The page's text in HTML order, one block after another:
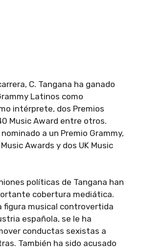
C. Tangana ha ganado
Latinos como
intérprete, dos Premios
Music Award entre otros.
a un Premio Grammy,
Awards y dos UK Music
políticas de Tangana han
cobertura mediática.
figura musical controvertida
española, se le ha
conductas sexistas a
También ha sido acusado